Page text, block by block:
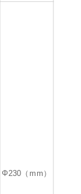
Φ230（mm）